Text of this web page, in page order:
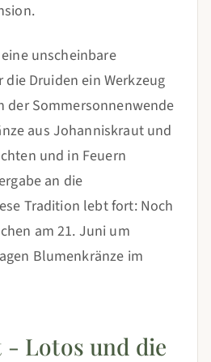
unscheinbare
Druiden ein Werkzeug
der Sommersonnenwende
aus Johanniskraut und
und in Feuern
an die
Tradition lebt fort: Noch
am 21. Juni um
Blumenkränze im
- Lotos und die